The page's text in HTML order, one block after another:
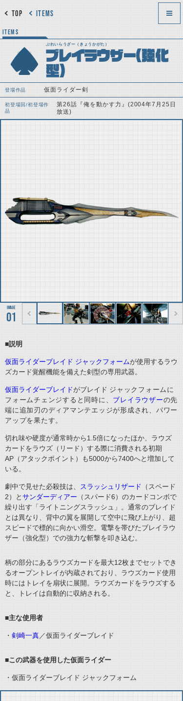
ITEMS
TOP
ITEMS
ぶれいらうざー（きょうかがた）
ブレイラウザー（強化
型）
登場作品 仮面ライダー剣
初登場回/初登場作
品
第26話『俺を動かす力』(2004年7月25日
放送)
01
■説明
仮面ライダーブレイド ジャックフォームが使用するラウ
ズカード覚醒機能を備えた剣型の専用武器。
仮面ライダーブレイドがブレイド ジャックフォームに
フォームチェンジすると同時に、 ブレイラウザーの先
端に追加刃のディアマンテエッジが形成され、パワー
アップを果たす。
切れ味や硬度が通常時から1.5倍になったほか、ラウズ
カードをラウズ（リード）する際に消費される初期
AP （アタックポイント）も5000から7400へと増加して
いる。
劇中で見せた必殺技は、 スラッシュリザード
（スペード
2）とサンダーディアー （スパード6）のカードコンボで
繰り出す「ライトニングスラッシュ」。通常のブレイド
とは異なり、背中の翼を展開して空中に飛び上がり、超
スピードで標的に向かい滑空。電撃を帯びたブレイラウ
ザー（強化型）での強力な斬撃を叩き込む。
柄の部分にあるラウズカードを最大12枚までセットでき
るオープントレイが内蔵されており、ラウズカード使用
時にはトレイを扇状に展開。ラウズカードをラウズする
と、トレイは自動的に収納される。
■主な使用者
・ 剣崎一真／仮面ライダーブレイド
■この武器を使用した仮面ライダー
・仮面ライダーブレイド ジャックフォーム